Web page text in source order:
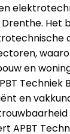
Het
en
Techniek
en
APBT